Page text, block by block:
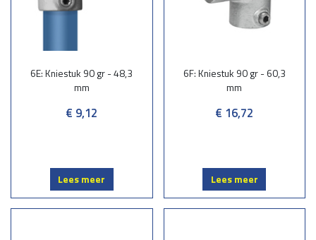
6E: Kniestuk 90 gr - 48,3
mm
€ 9,12
Lees meer
6F: Kniestuk 90 gr - 60,3
mm
€ 16,72
Lees meer